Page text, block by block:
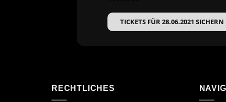
TICKETS FÜR 28.06.2021 SICHERN
RECHTLICHES